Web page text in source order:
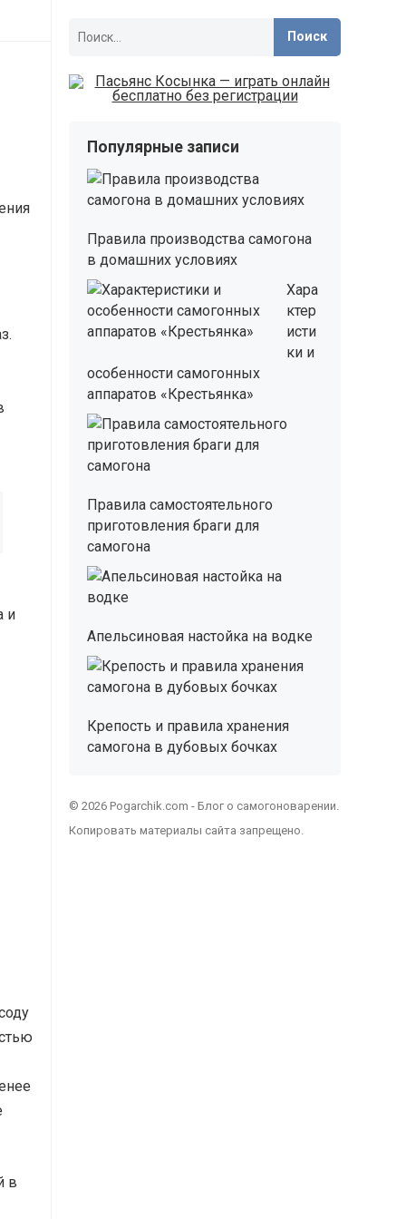
и
в
Популярные записи
Правила производства самогона
в домашних условиях
Хара
ктер
исти
ки и
особенности самогонных
аппаратов «Крестьянка»
Правила самостоятельного
приготовления браги для
самогона
Апельсиновая настойка на водке
Крепость и правила хранения
самогона в дубовых бочках
© 2026 Pogarchik.com - Блог о самогоноварении.
Копировать материалы сайта запрещено.